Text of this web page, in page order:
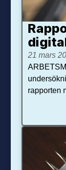
21 mars
rapporten